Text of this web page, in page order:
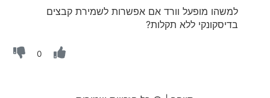
למשהו מופעל וורד אם אפשרות לשמירת קבצים
בדיסקונקי ללא תקלות?
0